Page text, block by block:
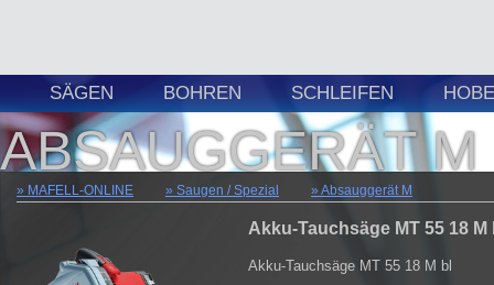
SÄGEN BOHREN SCHLEIFEN
ABSAUGGERÄT M
MAFELL-ONLINE Saugen / Spezial Absauggerät M
Akku-Tauchsäge MT 55 18 M
Akku-Tauchsäge MT 55 18 M bl